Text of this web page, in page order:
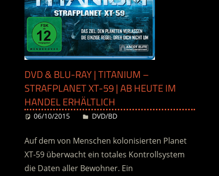
DVD & BLU-RAY | TITANIUM –
STRAFPLANET XT-59 | AB HEUTE IM
HANDEL ERHÄLTLICH
06/10/2015 Desiree
DVD/BD
Auf dem von Menschen kolonisierten Planet
XT-59 überwacht ein totales Kontrollsystem
die Daten aller Bewohner. Ein